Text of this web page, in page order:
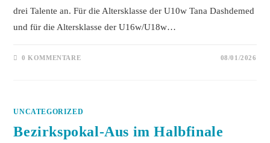
drei Talente an. Für die Altersklasse der U10w Tana Dashdemed
und für die Altersklasse der U16w/U18w…
0 KOMMENTARE 08/01/2026
UNCATEGORIZED
Bezirkspokal-Aus im Halbfinale